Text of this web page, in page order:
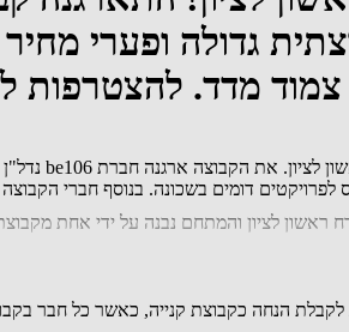
דומים בשכונה. בנוסף חברי הקבוצה
לציון והמתחם נבנה על ידי אחת
הנחה כקבוצת קנייה, כאשר כל חבר